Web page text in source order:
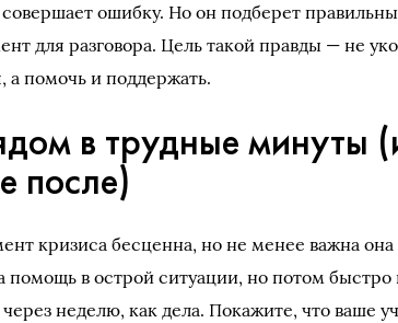
ошибку. Но он подберет
для разговора. Цель такой правды — не
а помочь и поддержать.
в трудные минуты
после)
кризиса бесценна, но не менее важна
помощь в острой ситуации, но потом
неделю, как дела. Покажите, что ваше